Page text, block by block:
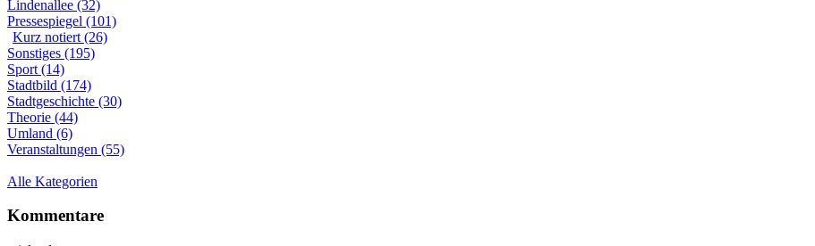
Lindenallee (32)
Pressespiegel (101)
Kurz notiert (26)
Sonstiges (195)
Sport (14)
Stadtbild (174)
Stadtgeschichte (30)
Theorie (44)
Umland (6)
Veranstaltungen (55)
Alle Kategorien
Kommentare